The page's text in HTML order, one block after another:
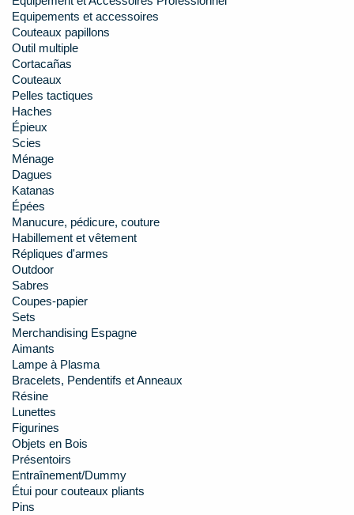
Equipements et accessoires
Couteaux papillons
Outil multiple
Cortacañas
Couteaux
Pelles tactiques
Haches
Épieux
Scies
Ménage
Dagues
Katanas
Épées
Manucure, pédicure, couture
Habillement et vêtement
Répliques d'armes
Outdoor
Sabres
Coupes-papier
Sets
Merchandising Espagne
Aimants
Lampe à Plasma
Bracelets, Pendentifs et Anneaux
Résine
Lunettes
Figurines
Objets en Bois
Présentoirs
Entraînement/Dummy
Étui pour couteaux pliants
Pins